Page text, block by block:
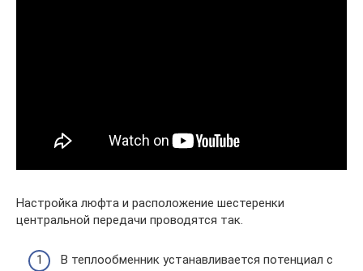
Настройка люфта и расположение шестеренки
центральной передачи проводятся так.
В теплообменник устанавливается потенциал с